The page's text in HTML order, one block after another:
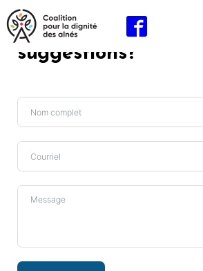
Des questions ou
suggestions?